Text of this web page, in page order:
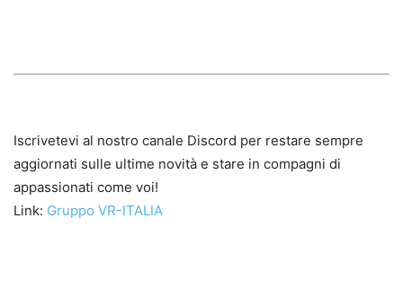
Iscrivetevi al nostro canale Discord per restare sempre
aggiornati sulle ultime novità e stare in compagni di
appassionati come voi!
Link: Gruppo VR-ITALIA